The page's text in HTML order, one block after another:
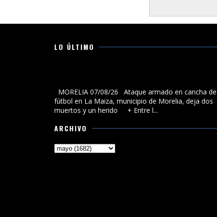
LO ÚLTIMO
MORELIA 07/08/26 Ataque armado en cancha de
fútbol en La Maiza, municipio de Morelia, deja dos
muertos y un herido + Entre l...
ARCHIVO